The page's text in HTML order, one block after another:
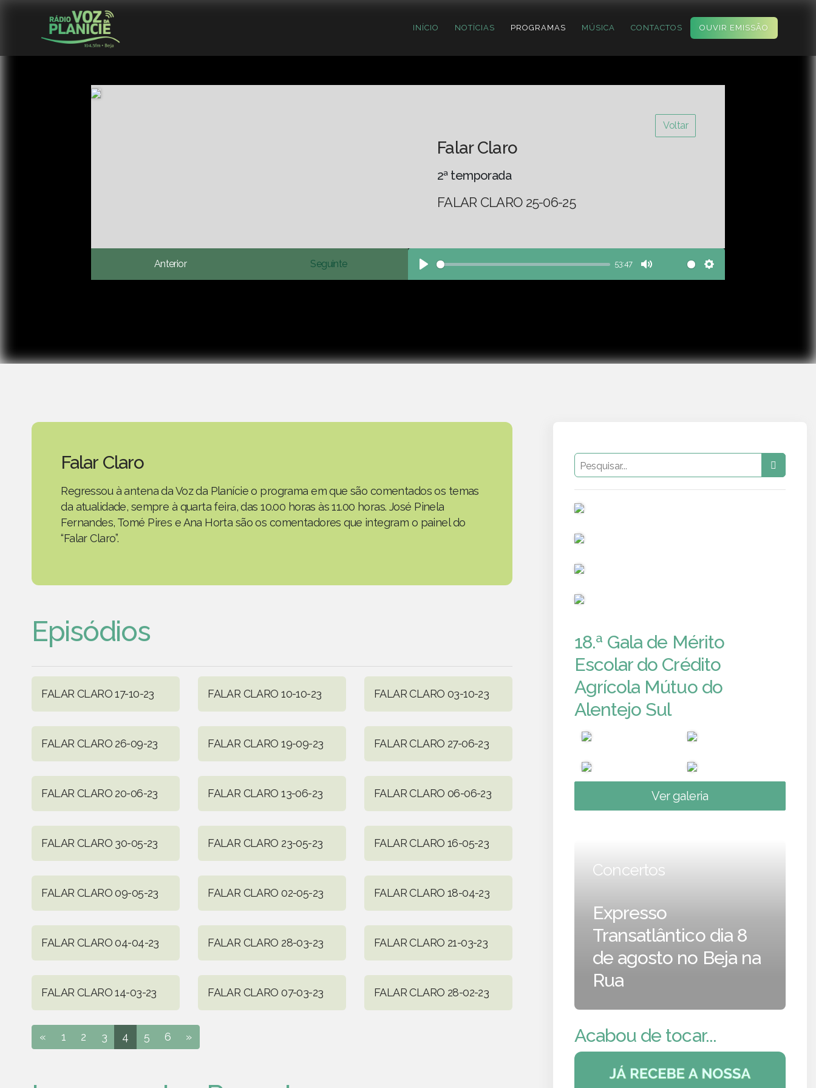
INÍCIO NOTÍCIAS PROGRAMAS MÚSICA CONTACTOS OUVIR EMISSÃO
Voltar
Falar Claro
2ª temporada
FALAR CLARO 25-06-25
Anterior Seguinte
Play
53:47
Mute Settings
Falar Claro
Regressou à antena da Voz da Planície o programa em que são comentados os temas
da atualidade, sempre à quarta feira, das 10.00 horas às 11.00 horas. José Pinela
Fernandes, Tomé Pires e Ana Horta são os comentadores que integram o painel do
“Falar Claro”.
Episódios
FALAR CLARO 17-10-23 FALAR CLARO 10-10-23 FALAR CLARO 03-10-23
FALAR CLARO 26-09-23 FALAR CLARO 19-09-23 FALAR CLARO 27-06-23
FALAR CLARO 20-06-23 FALAR CLARO 13-06-23 FALAR CLARO 06-06-23
FALAR CLARO 30-05-23 FALAR CLARO 23-05-23 FALAR CLARO 16-05-23
FALAR CLARO 09-05-23 FALAR CLARO 02-05-23 FALAR CLARO 18-04-23
FALAR CLARO 04-04-23 FALAR CLARO 28-03-23 FALAR CLARO 21-03-23
FALAR CLARO 14-03-23 FALAR CLARO 07-03-23 FALAR CLARO 28-02-23
« 1 2 3 4 5 6 »
18.ª Gala de Mérito
Escolar do Crédito
Agrícola Mútuo do
Alentejo Sul
Ver galeria
Concertos
Expresso
Transatlântico dia 8
de agosto no Beja na
Rua
Acabou de tocar...